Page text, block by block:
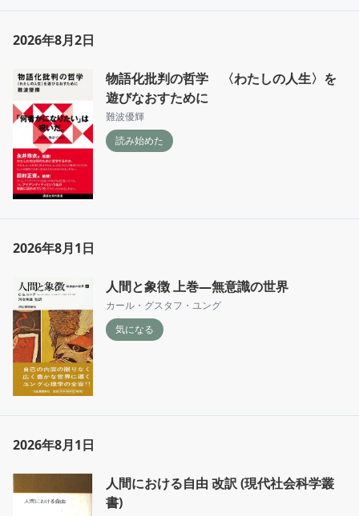
2026年8月2日
物語化批判の哲学 〈わたしの人生〉を
遊びなおすために
難波優輝
読み始めた
2026年8月1日
人間と象徴 上巻―無意識の世界
カール・グスタフ・ユング
気になる
2026年8月1日
人間における自由 改訳 (現代社会科学叢
書)